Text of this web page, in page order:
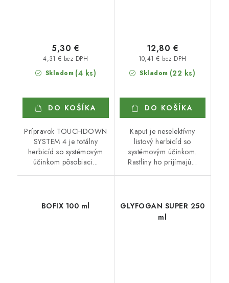
Skladom (4 ks)
4,31 € bez DPH
5,30 €
DO KOŠÍKA
Prípravok TOUCHDOWN
SYSTEM 4 je totálny
herbicíd so systémovým
účinkom pôsobiaci...
Skladom (22 ks)
10,41 € bez DPH
12,80 €
DO KOŠÍKA
Kaput je neselektívny
listový herbicíd so
systémovým účinkom.
Rastliny ho prijímajú...
BOFIX 100 ml
GLYFOGAN SUPER 250
ml